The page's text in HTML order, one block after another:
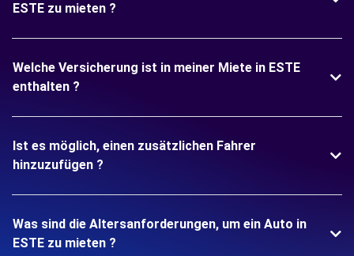
ESTE zu mieten ?
Welche Versicherung ist in meiner Miete in ESTE
enthalten ?
Ist es möglich, einen zusätzlichen Fahrer
hinzuzufügen ?
Was sind die Altersanforderungen, um ein Auto in
ESTE zu mieten ?